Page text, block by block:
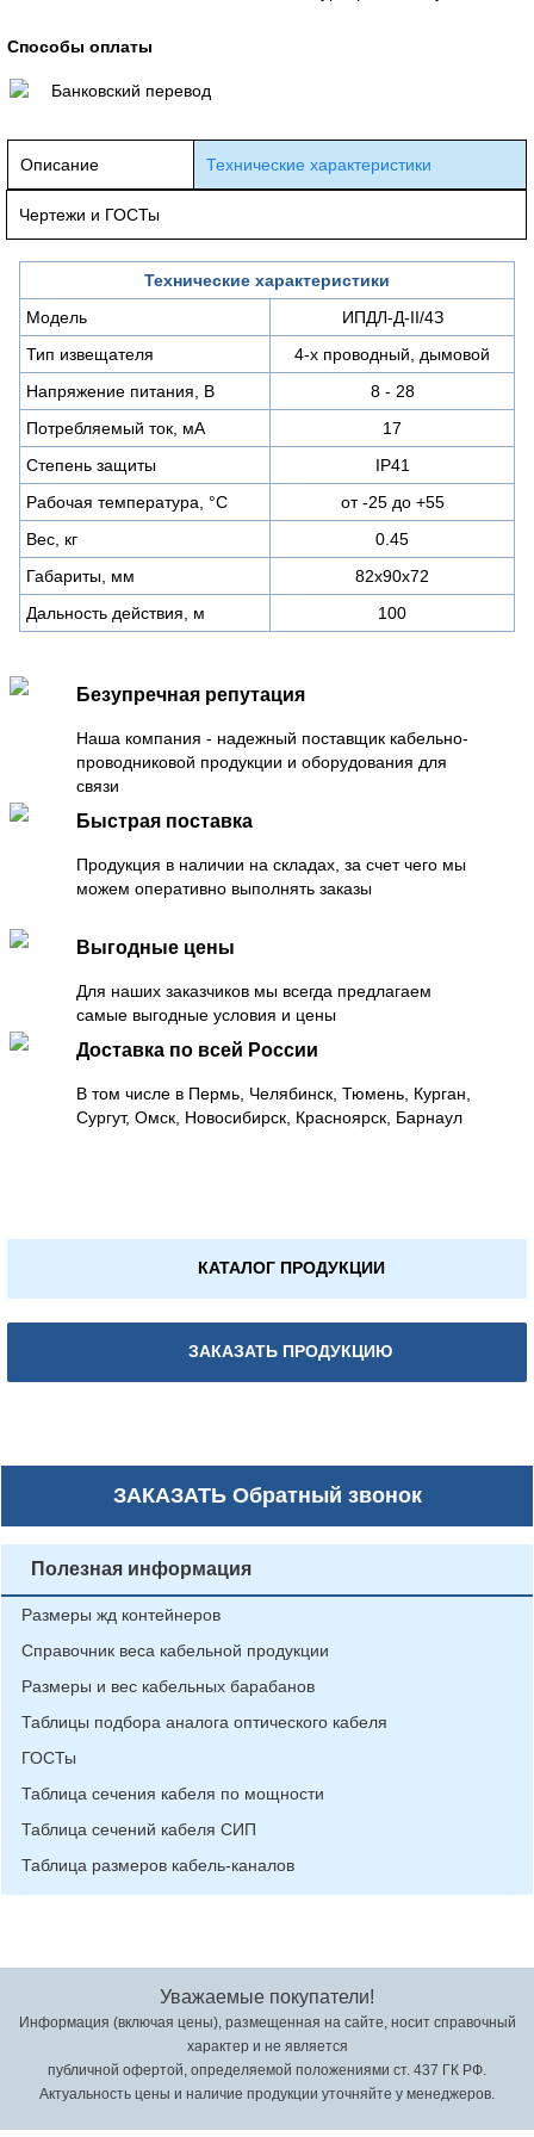
Способы оплаты
Банковский перевод
Описание Технические характеристики
Чертежи и ГОСТы
Технические характеристики
Модель
ИПДЛ-Д-II/4З
Тип извещателя
4-х проводный, дымовой
Напряжение питания, В
8 - 28
Потребляемый ток, мА
17
Степень защиты
IP41
Рабочая температура, °С
от -25 до +55
Вес, кг
0.45
Габариты, мм
82x90x72
Дальность действия, м
100
Безупречная репутация
Наша компания - надежный поставщик кабельно-
проводниковой продукции и оборудования для
связи
Быстрая поставка
Продукция в наличии на складах, за счет чего мы
можем оперативно выполнять заказы
Выгодные цены
Для наших заказчиков мы всегда предлагаем
самые выгодные условия и цены
Доставка по всей России
В том числе в Пермь, Челябинск, Тюмень, Курган,
Сургут, Омск, Новосибирск, Красноярск, Барнаул
КАТАЛОГ ПРОДУКЦИИ
ЗАКАЗАТЬ ПРОДУКЦИЮ
ЗАКАЗАТЬОбратный звонок
Полезная информация
Размеры жд контейнеров
Справочник веса кабельной продукции
Размеры и вес кабельных барабанов
Таблицы подбора аналога оптического кабеля
ГОСТы
Таблица сечения кабеля по мощности
Таблица сечений кабеля СИП
Таблица размеров кабель-каналов
Уважаемые покупатели!
Информация (включая цены), размещенная на сайте, носит справочный
характер и не является
публичной офертой, определяемой положениями ст. 437 ГК РФ.
Актуальность цены и наличие продукции уточняйте у менеджеров.